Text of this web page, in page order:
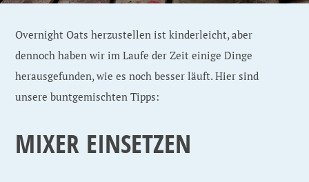
Overnight Oats herzustellen ist kinderleicht, aber
dennoch haben wir im Laufe der Zeit einige Dinge
herausgefunden, wie es noch besser läuft. Hier sind
unsere buntgemischten Tipps:
MIXER EINSETZEN